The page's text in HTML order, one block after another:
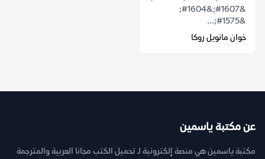
&#1607;&#1604;
&#1575;...
خوان مانويل روكا
عن مكتبة ياسمين
مكتبة ياسمين هي منصة إلكترونية لـ تحميل الكتب مجانا العربية والمترجمة